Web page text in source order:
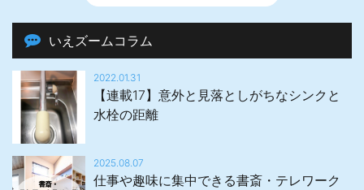
いえズームコラム
2022.01.31
【連載17】意外と見落としがちなシンクと
水栓の距離
2025.08.07
仕事や趣味に集中できる書斎・テレワーク